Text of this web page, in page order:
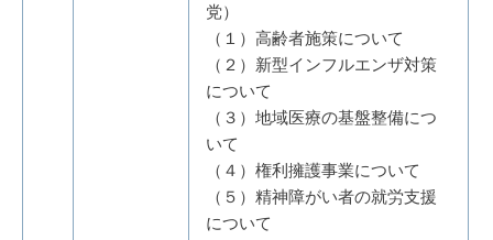
党）
（１）高齢者施策について
（２）新型インフルエンザ対策
について
（３）地域医療の基盤整備につ
いて
（４）権利擁護事業について
（５）精神障がい者の就労支援
について